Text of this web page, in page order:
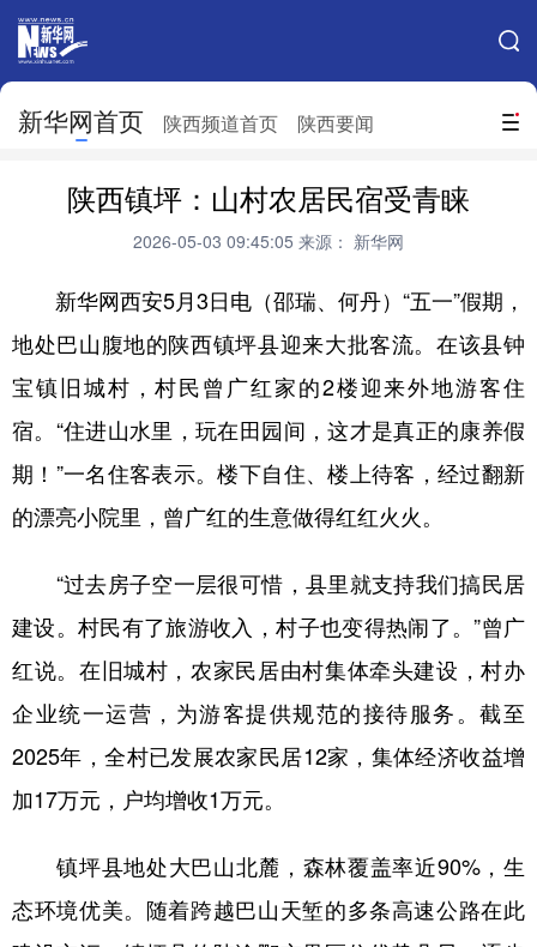
搜索
新华网首页 陕西频道首页 陕西要闻
网站地图
北京 天津 河北 山西
浙江 安徽 福建 江西
广东 广西 海南 重庆
四川 贵州 云南 西藏
陕西 甘肃 青海
新疆 内蒙古 黑龙江
陕西镇坪：山村农居民宿受青睐
2026-05-03 09:45:05 来源： 新华网
新华网西安5月3日电（邵瑞、何丹）“五一”假期，
地处巴山腹地的陕西镇坪县迎来大批客流。在该县钟
宝镇旧城村，村民曾广红家的2楼迎来外地游客住
宿。“住进山水里，玩在田园间，这才是真正的康养假
期！”一名住客表示。楼下自住、楼上待客，经过翻新
的漂亮小院里，曾广红的生意做得红红火火。
“过去房子空一层很可惜，县里就支持我们搞民居
建设。村民有了旅游收入，村子也变得热闹了。”曾广
红说。在旧城村，农家民居由村集体牵头建设，村办
企业统一运营，为游客提供规范的接待服务。截至
2025年，全村已发展农家民居12家，集体经济收益增
加17万元，户均增收1万元。
镇坪县地处大巴山北麓，森林覆盖率近90%，生
态环境优美。随着跨越巴山天堑的多条高速公路在此